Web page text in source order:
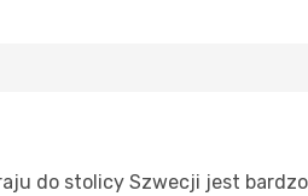
do stolicy Szwecji jest